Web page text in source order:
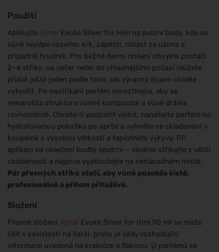
Použití
Aplikujte Ajmal Evoke Silver for Him na pulzní body, kde se
vůně nejlépe rozvine: krk, zápěstí, oblast za ušima a
případně hrudník. Pro běžné denní nošení obvykle postačí
2–4 střiky; na večer nebo do chladnějšího počasí můžete
přidat ještě jeden podle toho, jak výrazný dojem chcete
vytvořit. Po nastříkání parfém neroztírejte, aby se
nenarušila struktura vonné kompozice a vůně držela
rovnoměrně. Chcete-li podpořit výdrž, nanášejte parfém na
hydratovanou pokožku po sprše a vyhněte se skladování v
koupelně s vysokou vlhkostí a teplotními výkyvy. Při
aplikaci na oblečení buďte opatrní – ideálně stříkejte z větší
vzdálenosti a nejprve vyzkoušejte na nenápadném místě.
Pár přesných střiků stačí, aby vůně působila čistě,
profesionálně a přitom přitažlivě.
Složení
Přesné složení Ajmal Evoke Silver for Him 90 ml se může
lišit v závislosti na šarži, proto je vždy rozhodující
informace uvedená na krabičce a flakonu. U parfémů se